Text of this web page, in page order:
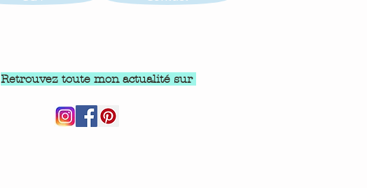
Retrouvez toute mon actualité sur